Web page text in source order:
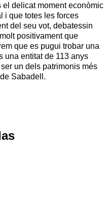
delicat moment econòmic
i que totes les forces
del seu vot, debatessin
positivament que
que es pugui trobar una
una entitat de 113 anys
un dels patrimonis més
Sabadell.